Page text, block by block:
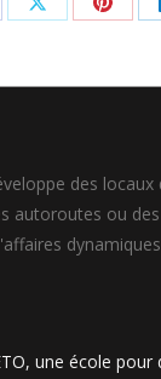
Partager
X
des
autoroutes ou
une école pour